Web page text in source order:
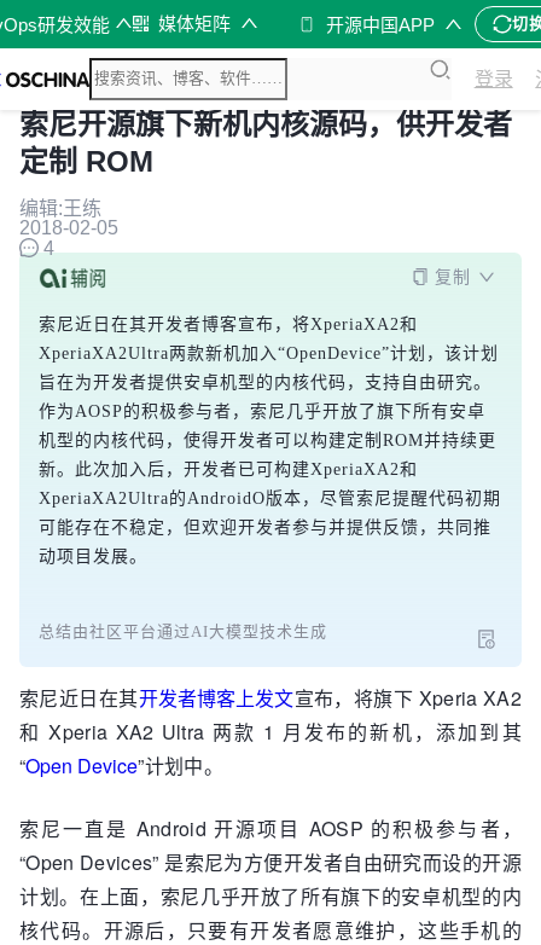
研发效能 媒体矩阵 开源中国APP 切
登录
索尼开源旗下新机内核源码，供开发者
定制 ROM
编辑:王练
2018-02-05
4
复制
索尼近日在其开发者博客宣布，将XperiaXA2和
XperiaXA2Ultra两款新机加入“OpenDevice”计划，该计划
旨在为开发者提供安卓机型的内核代码，支持自由研究。
作为AOSP的积极参与者，索尼几乎开放了旗下所有安卓
机型的内核代码，使得开发者可以构建定制ROM并持续更
新。此次加入后，开发者已可构建XperiaXA2和
XperiaXA2Ultra的AndroidO版本，尽管索尼提醒代码初期
可能存在不稳定，但欢迎开发者参与并提供反馈，共同推
动项目发展。
总结由社区平台通过AI大模型技术生成
索尼近日在其开发者博客上发文宣布，将旗下 Xperia XA2
和 Xperia XA2 Ultra 两款 1 月发布的新机，添加到其
“Open Device”计划中。
索尼一直是 Android 开源项目 AOSP 的积极参与者，
“Open Devices” 是索尼为方便开发者自由研究而设的开源
计划。在上面，索尼几乎开放了所有旗下的安卓机型的内
核代码。开源后，只要有开发者愿意维护，这些手机的